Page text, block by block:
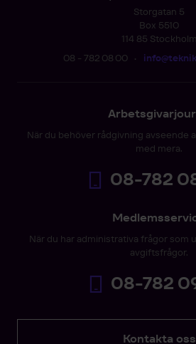
Storgatan 5
Box 5510
114 85 Stockholm
08 - 782 08 00 •
När du behöver rådgivning avseende
med mera.
08-782
När du har administrativa frågor som
avgiftsfrågor.
08-782
Kontakta oss